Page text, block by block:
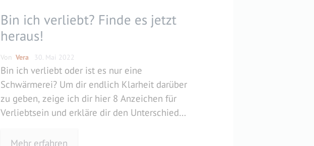
Bin ich verliebt? Finde es jetzt
heraus!
Von Vera 30. Mai 2022
Bin ich verliebt oder ist es nur eine
Schwärmerei? Um dir endlich Klarheit darüber
zu geben, zeige ich dir hier 8 Anzeichen für
Verliebtsein und erkläre dir den Unterschied
Mehr erfahren